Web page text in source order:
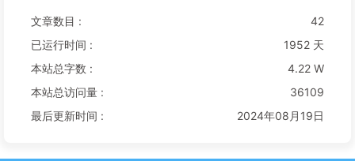
文章数目 :
42
已运行时间 :
1952 天
本站总字数 :
4.22 W
本站总访问量 :
36109
最后更新时间 :
2024年08月19日